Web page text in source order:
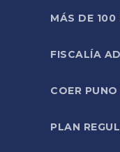
MÁS DE
FISCALÍA
COER
PLAN